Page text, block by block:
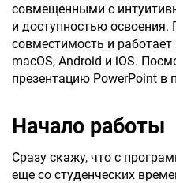
совмещенными с
и доступностью
совместимость и
macOS, Android и iOS.
презентацию PowerPoint в
Начало работы
Сразу скажу, что с
еще со студенческих